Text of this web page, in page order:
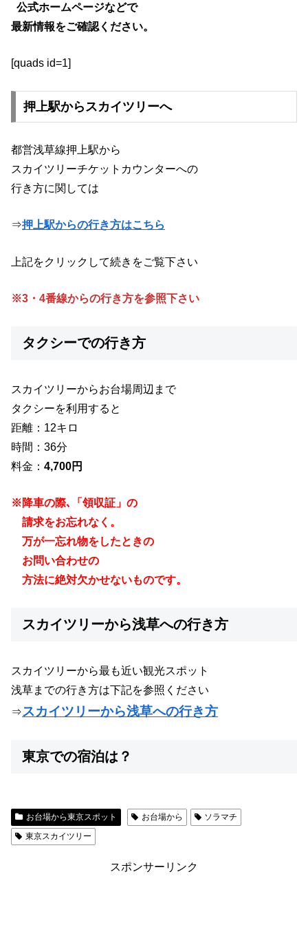
公式ホームページなどで
最新情報をご確認ください。
[quads id=1]
押上駅からスカイツリーへ
都営浅草線押上駅から
スカイツリーチケットカウンターへの
行き方に関しては
⇒押上駅からの行き方はこちら
上記をクリックして続きをご覧下さい
※3・4番線からの行き方を参照下さい
タクシーでの行き方
スカイツリーからお台場周辺まで
タクシーを利用すると
距離：12キロ
時間：36分
料金： 4,700円
※降車の際､「領収証」の
請求をお忘れなく。
万が一忘れ物をしたときの
お問い合わせの
方法に絶対欠かせないものです。
スカイツリーから浅草への行き方
スカイツリーから最も近い観光スポット
浅草までの行き方は下記を参照ください
⇒スカイツリーから浅草への行き方
東京での宿泊は？
お台場から東京スポット お台場から
ソラマチ
東京スカイツリー
スポンサーリンク